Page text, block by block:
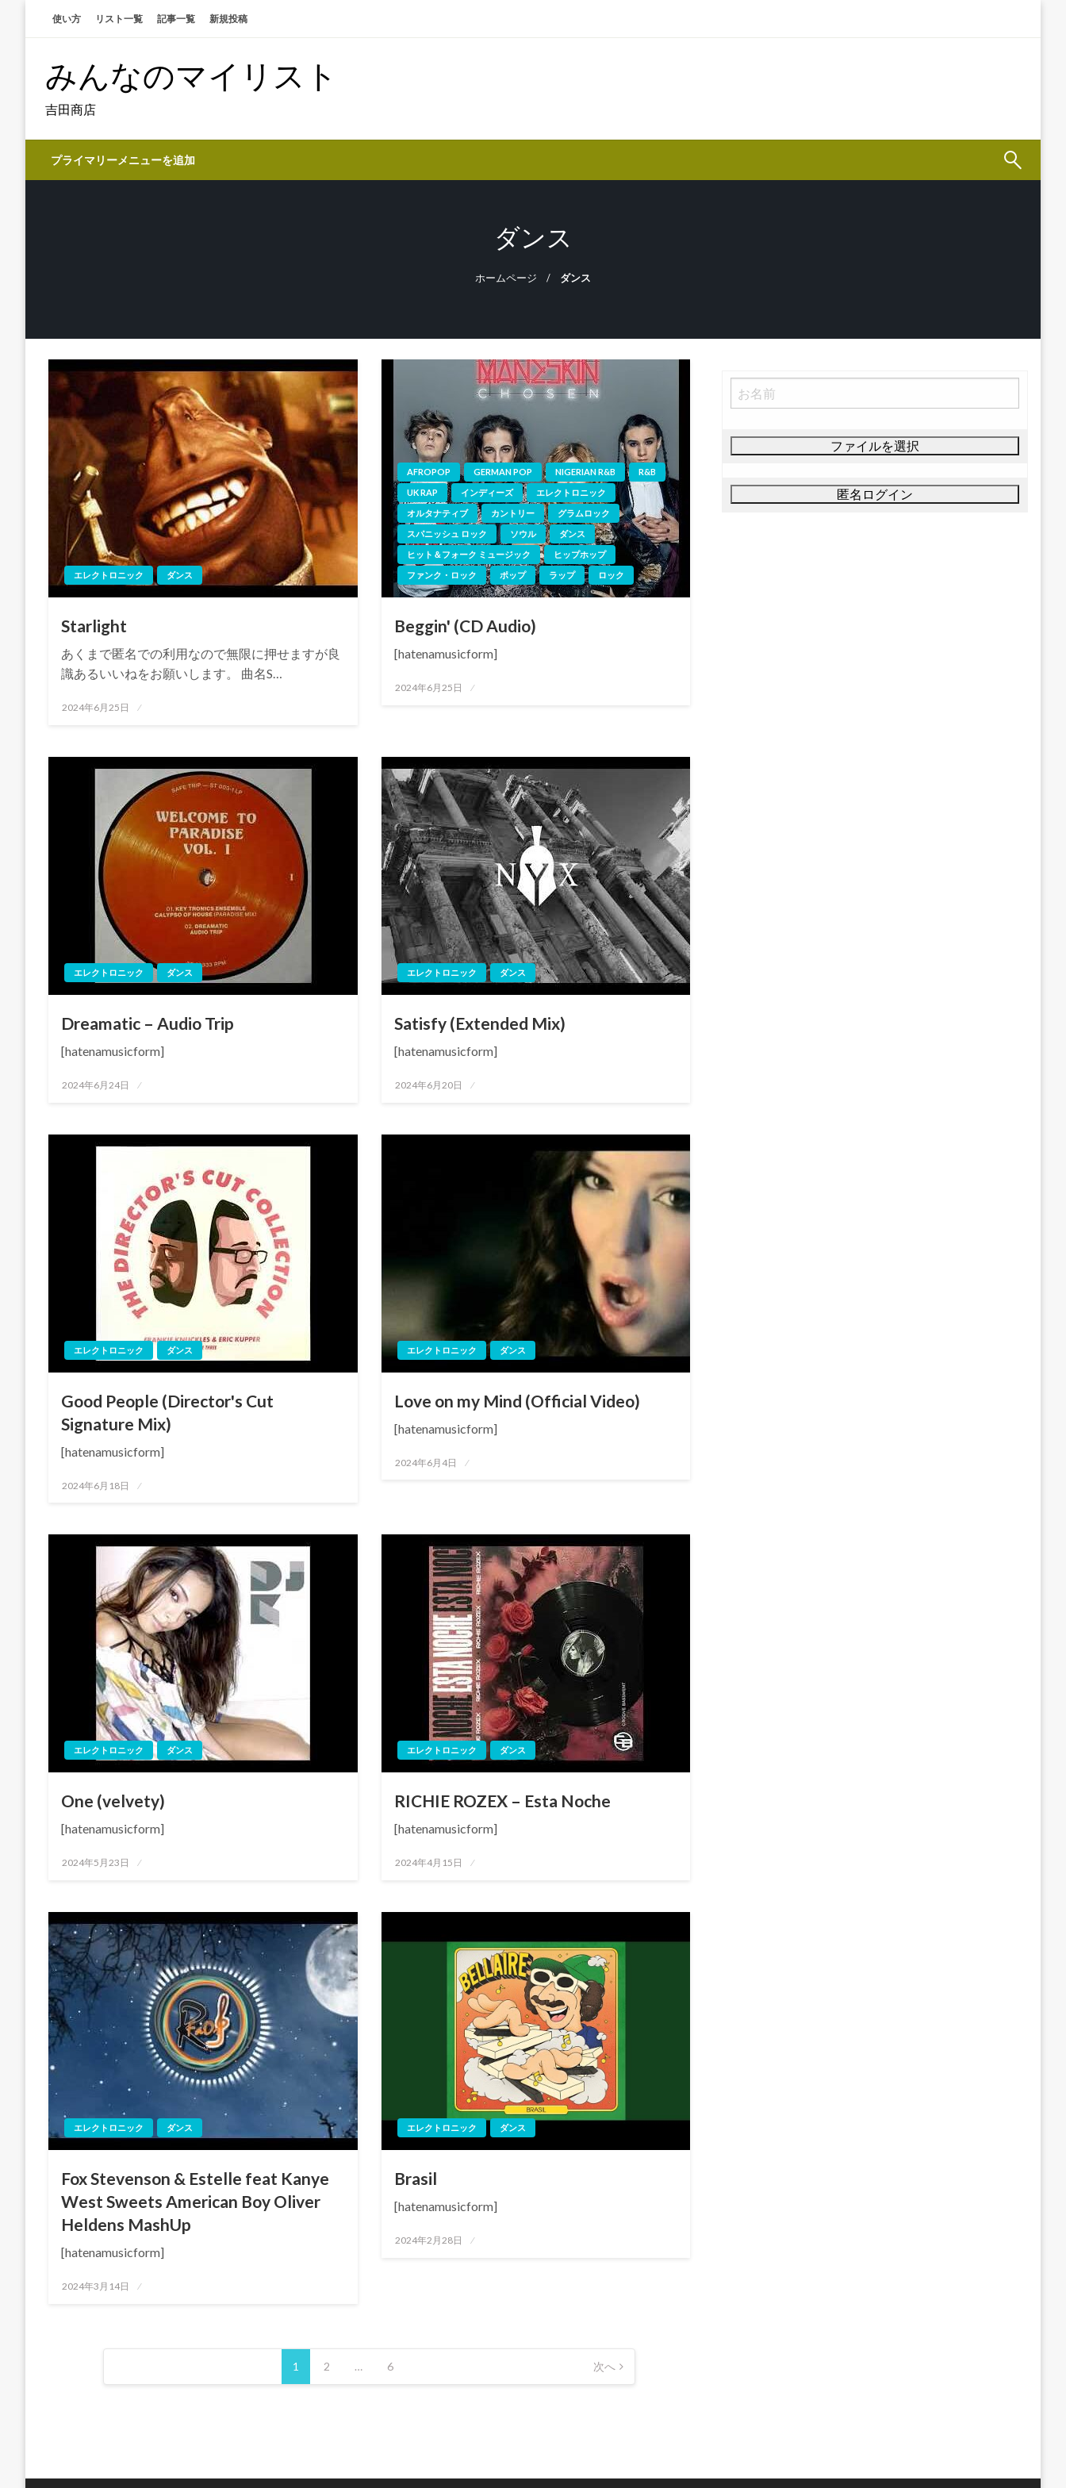
使い方 リスト一覧 記事一覧 新規投稿
みんなのマイリスト
吉田商店
プライマリーメニューを追加
ダンス
ホームページ ダンス
エレクトロニック ダンス
Starlight
あくまで匿名での利用なので無限に押せますが良
識あるいいねをお願いします。 曲名S…
投
2024年6月25日
AFROPOP GERMAN POP NIGERIAN R&B
R&B
UK RAP
インディーズ
エレクトロニック
オルタナティブ
カントリー
グラムロック
スパニッシュ ロック
ソウル
ダンス
ヒット＆フォーク ミュージック
ヒップホップ
ファンク・ロック
ポップ ラップ ロック
Beggin' (CD Audio)
[hatenamusicform]
投
2024年6月25日
エレクトロニック ダンス
Dreamatic – Audio Trip
[hatenamusicform]
投
2024年6月24日
エレクトロニック ダンス
Satisfy (Extended Mix)
[hatenamusicform]
投
2024年6月20日
エレクトロニック ダンス
Good People (Director's Cut
Signature Mix)
[hatenamusicform]
投
2024年6月18日
エレクトロニック ダンス
Love on my Mind (Official Video)
[hatenamusicform]
投
2024年6月4日
エレクトロニック ダンス
One (velvety)
[hatenamusicform]
投
2024年5月23日
エレクトロニック ダンス
RICHIE ROZEX – Esta Noche
[hatenamusicform]
投
2024年4月15日
エレクトロニック ダンス
Fox Stevenson & Estelle feat Kanye
West Sweets American Boy Oliver
Heldens MashUp
[hatenamusicform]
投
2024年3月14日
エレクトロニック ダンス
Brasil
[hatenamusicform]
投
2024年2月28日
投
1 2 … 6 次へ